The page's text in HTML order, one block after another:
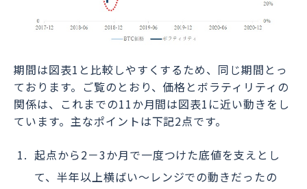
期間は図表1と比較しやすくするため、同じ期間とっ
ております。ご覧のとおり、価格とボラティリティの
関係は、これまでの11か月間は図表1に近い動きをし
ています。主なポイントは下記2点です。
起点から2－3か月で一度つけた底値を支えとし
て、半年以上横ばい～レンジでの動きだったの